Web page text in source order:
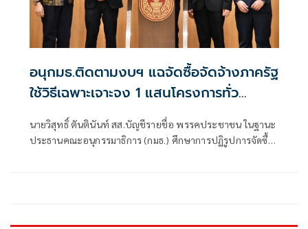
อนุกมธ.ติดตามงบฯ แฉจัดซื้อจัดจ้างภาครัฐ
ใช้วิธีเฉพาะเจาะจง 1 แสนโครงการทั่ว
ประเทศ เอื้อทุจริตงบกว่า 5 หมื่นล้านบาท
นายวิสุทธิ์ ตันตินันท์ สส.บัญชีรายชื่อ พรรคประชาชน ในฐานะ
ประธานคณะอนุกรรมาธิการ (กมธ.) ศึกษาการปฏิรูปการจัดซื้อ